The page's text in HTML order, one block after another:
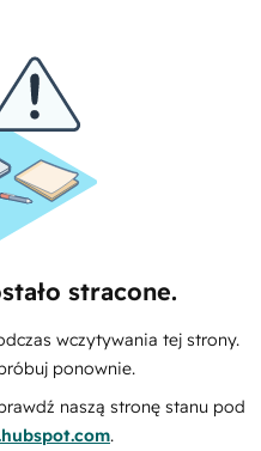
stracone.
wczytywania tej strony.
ponownie.
naszą stronę stanu pod
.